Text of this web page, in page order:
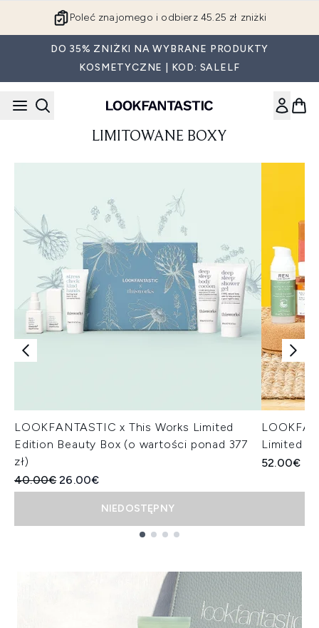
Poleć znajomego i odbierz 45.25 zł zniżki
DO 35% ZNIŻKI NA WYBRANE PRODUKTY
KOSMETYCZNE | KOD: SALELF
LIMITOWANE BOXY
LOOKFANTASTIC x This Works Limited
Edition Beauty Box (o wartości ponad 377
zł)
Sugerowana cena detaliczna:
40.00€Aktualna cena:
26.00€
NIEDOSTĘPNY
Limited
52.00€